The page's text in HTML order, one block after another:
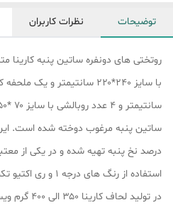
توضیحات نظرات کاربران
روتختی های دونفره ساتین پنبه کارینا
درصد نخ پنبه تهیه شده و در یکی از
استفاده از رنگ های
در تولید